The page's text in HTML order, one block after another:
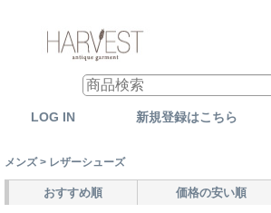
LOG IN 新規登録はこちら
メンズ > レザーシューズ
おすすめ順 価格の安い順